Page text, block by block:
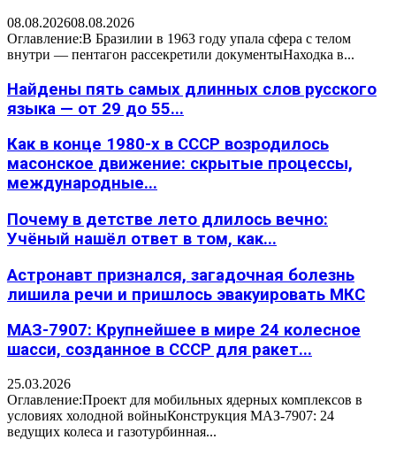
08.08.202608.08.2026
Оглавление:В Бразилии в 1963 году упала сфера с телом
внутри — пентагон рассекретили документыНаходка в...
Найдены пять самых длинных слов русского
языка — от 29 до 55...
Как в конце 1980-х в СССР возродилось
масонское движение: скрытые процессы,
международные...
Почему в детстве лето длилось вечно:
Учёный нашёл ответ в том, как...
Астронавт признался, загадочная болезнь
лишила речи и пришлось эвакуировать МКС
МАЗ-7907: Крупнейшее в мире 24 колесное
шасси, созданное в СССР для ракет...
25.03.2026
Оглавление:Проект для мобильных ядерных комплексов в
условиях холодной войныКонструкция МАЗ-7907: 24
ведущих колеса и газотурбинная...